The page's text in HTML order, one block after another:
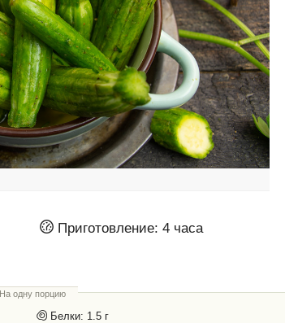
Приготовление: 4 часа
На одну порцию
Белки: 1.5 г